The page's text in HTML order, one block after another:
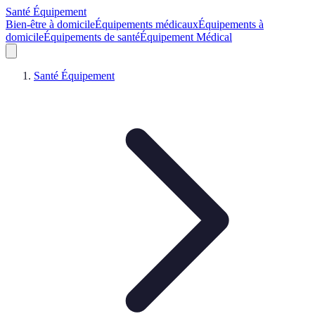
Santé Équipement
Bien-être à domicileÉquipements médicauxÉquipements à
domicileÉquipements de santéÉquipement Médical
Santé Équipement